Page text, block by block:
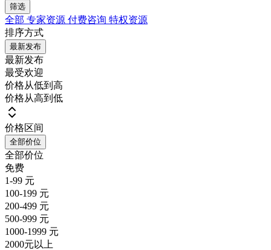
筛选
全部 专家资源 付费咨询 特权资源
排序方式
最新发布
最新发布
最受欢迎
价格从低到高
价格从高到低
价格区间
全部价位
全部价位
免费
1-99 元
100-199 元
200-499 元
500-999 元
1000-1999 元
2000元以上